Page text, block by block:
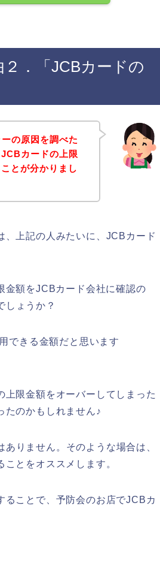
．「JCBカードの
の原因を調べた
カードの上限
とが分かりまし
上記の人みたいに、JCBカード
金額をJCBカード会社に確認の
しょうか？
できる金額だと思います
限金額をオーバーしてしまった
たのかもしれません♪
りません。そのような場合は、
とをオススメします。
ことで、予防会のお店でJCBカ